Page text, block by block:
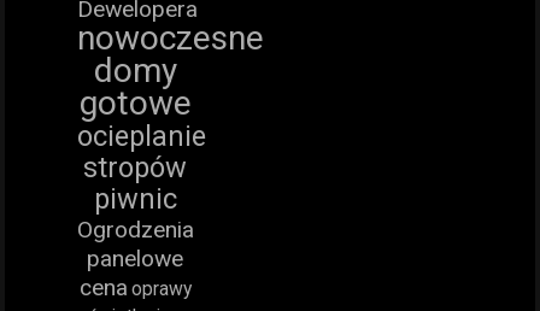
Dewelopera
nowoczesne
domy
gotowe
ocieplanie
stropów
piwnic
Ogrodzenia
panelowe
cena oprawy